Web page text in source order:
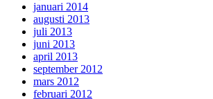
januari 2014
augusti 2013
juli 2013
juni 2013
april 2013
september 2012
mars 2012
februari 2012